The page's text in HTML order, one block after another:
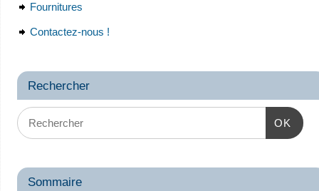
Fournitures
Contactez-nous !
Rechercher
OK
Sommaire